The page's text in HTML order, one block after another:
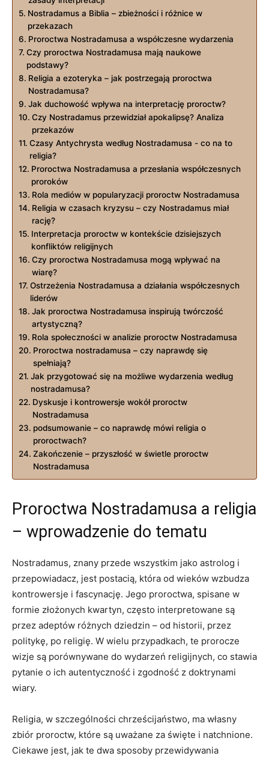
Nostradamus a‌ Biblia – ​zbieżności i różnice​ w
⁤przekazach
Proroctwa Nostradamusa ‍a współczesne wydarzenia
Czy proroctwa Nostradamusa mają naukowe
podstawy?
Religia a ezoteryka ‌– jak postrzegają proroctwa
Nostradamusa?
Jak ‌duchowość wpływa na ⁣interpretację proroctw?
Czy Nostradamus przewidział apokalipsę? Analiza⁤
przekazów
Czasy ⁤Antychrysta według⁢ Nostradamusa ​- co na ‍to
religia?
Proroctwa ⁢Nostradamusa a⁣ przesłania współczesnych
proroków
Rola mediów ‌w‍ popularyzacji ​proroctw Nostradamusa
Religia w czasach kryzysu – czy Nostradamus miał
rację?
Interpretacja ⁢proroctw w kontekście dzisiejszych
konfliktów religijnych
Czy proroctwa Nostradamusa mogą wpływać na
wiarę?
Ostrzeżenia ⁣Nostradamusa a działania współczesnych
liderów
Jak proroctwa ⁤Nostradamusa⁢ inspirują twórczość
artystyczną?
Rola społeczności w analizie⁤ proroctw Nostradamusa
Proroctwa ⁢nostradamusa ⁤– czy​ naprawdę się ​
spełniają?
Jak przygotować się na możliwe wydarzenia według
nostradamusa?
Dyskusje i ⁣kontrowersje wokół proroctw
⁣Nostradamusa
podsumowanie – ⁢co ‌naprawdę mówi⁤ religia o
proroctwach?
Zakończenie – przyszłość w świetle proroctw
Nostradamusa
Proroctwa‍ Nostradamusa a religia
– ‌wprowadzenie do tematu
Nostradamus, znany przede wszystkim jako‍ astrolog i ​
przepowiadacz, jest postacią, która ⁢od ‍wieków wzbudza
kontrowersje ⁣i ​fascynację. Jego proroctwa, ⁢spisane ‌w
⁣formie ⁣złożonych kwartyn, często interpretowane‌ są ​
przez‍ adeptów różnych dziedzin – ‌od historii, przez​
politykę, po ⁤religię. W wielu przypadkach, ⁤te prorocze
wizje są porównywane⁤ do wydarzeń religijnych,‍ co stawia
pytanie o ich ⁤autentyczność ⁢i ⁣zgodność z doktrynami
wiary.
Religia, ‍w szczególności chrześcijaństwo, ma‌ własny
zbiór proroctw, które ​są uważane za ⁣święte i natchnione.⁢
Ciekawe ⁤jest, jak te dwa sposoby ‌przewidywania ​